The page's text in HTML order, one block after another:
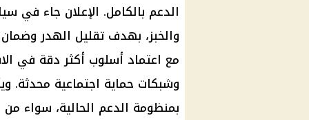
الدعم بالكامل. الإعلان جاء في
والخبز، بهدف تقليل الهدر
مع اعتماد أسلوب أكثر دقة في
وشبكات حماية اجتماعية محدثة.
بمنظومة الدعم الحالية، سواء